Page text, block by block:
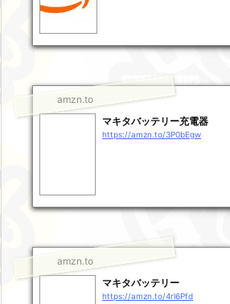
amzn.to
マキタバッテリー充電器
https://amzn.to/3P0bEgw
amzn.to
マキタバッテリー
https://amzn.to/4rl6Pfd